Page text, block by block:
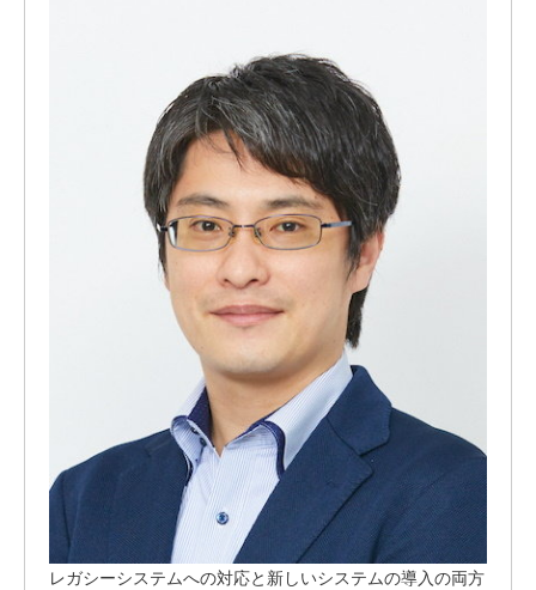
レガシーシステムへの対応と新しいシステムの導入の両方